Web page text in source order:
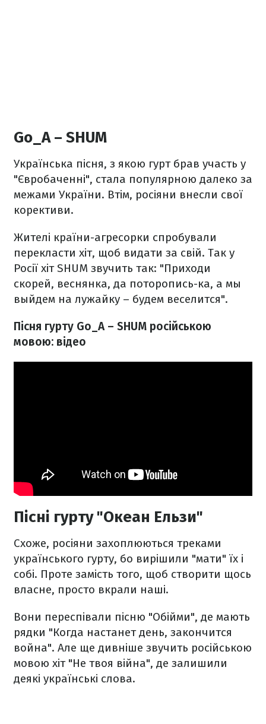
Go_A – SHUM
Українська пісня, з якою гурт брав участь у
"Євробаченні", стала популярною далеко за
межами України. Втім, росіяни внесли свої
корективи.
Жителі країни-агресорки спробували
перекласти хіт, щоб видати за свій. Так у
Росії хіт SHUM звучить так: "Приходи
скорей, веснянка, да поторопись-ка, а мы
выйдем на лужайку – будем веселится".
Пісня гурту Go_A – SHUM російською
мовою: відео
Пісні гурту "Океан Ельзи"
Схоже, росіяни захоплюються треками
українського гурту, бо вирішили "мати" їх і
собі. Проте замість того, щоб створити щось
власне, просто вкрали наші.
Вони переспівали пісню "Обійми", де мають
рядки "Когда настанет день, закончится
война". Але ще дивніше звучить російською
мовою хіт "Не твоя війна", де залишили
деякі українські слова.